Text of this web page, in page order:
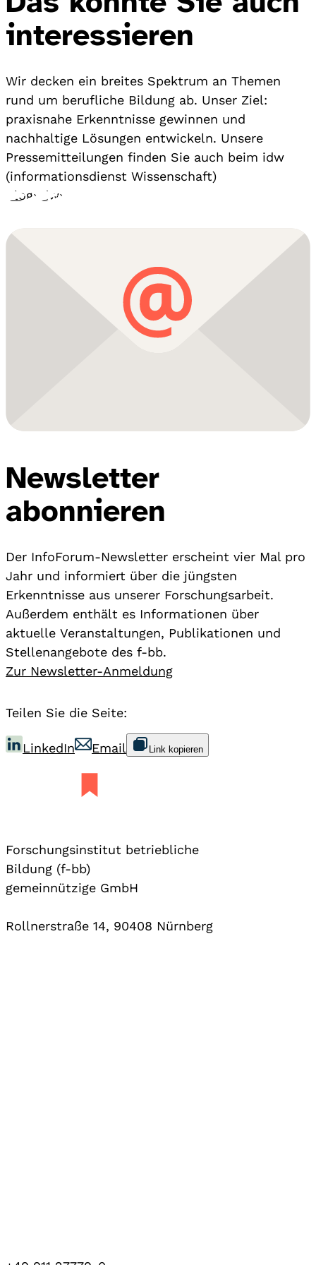
interessieren
Wir decken ein breites Spektrum an Themen
rund um berufliche Bildung ab. Unser Ziel:
praxisnahe Erkenntnisse gewinnen und
nachhaltige Lösungen entwickeln. Unsere
Pressemitteilungen finden Sie auch beim idw
(informationsdienst Wissenschaft)
Blog› idw›
Newsletter
abonnieren
Der InfoForum-Newsletter erscheint vier Mal pro
Jahr und informiert über die jüngsten
Erkenntnisse aus unserer Forschungsarbeit.
Außerdem enthält es Informationen über
aktuelle Veranstaltungen, Publikationen und
Stellenangebote des f-bb.
Zur Newsletter-Anmeldung
Teilen Sie die Seite:
LinkedIn Email Link kopieren
Forschungsinstitut betriebliche
Bildung (f-bb)
gemeinnützige GmbH
Rollnerstraße 14, 90408 Nürnberg